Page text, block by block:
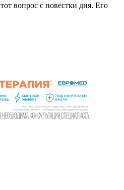
вопрос с повестки дня. Его